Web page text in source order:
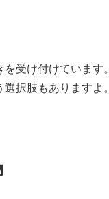
受け付けていま
択肢もありますよ。